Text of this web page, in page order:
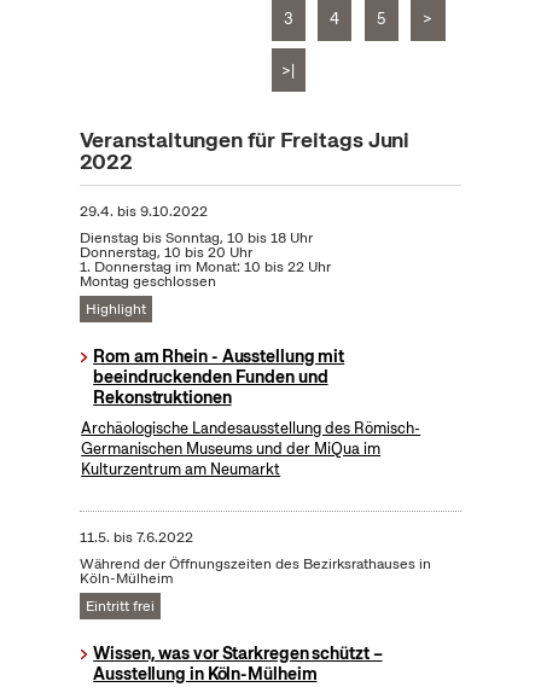
3 4 5 >
>|
Veranstaltungen für Freitags Juni
2022
29.4. bis9.10.2022
Dienstag bis Sonntag, 10 bis 18 Uhr
Donnerstag, 10 bis 20 Uhr
1. Donnerstag im Monat: 10 bis 22 Uhr
Montag geschlossen
Highlight
Rom am Rhein - Ausstellung mit
beeindruckenden Funden und
Rekonstruktionen
Archäologische Landesausstellung des Römisch-
Germanischen Museums und der MiQua im
Kulturzentrum am Neumarkt
11.5. bis7.6.2022
Während der Öffnungszeiten des Bezirksrathauses in
Köln-Mülheim
Eintritt frei
Wissen, was vor Starkregen schützt –
Ausstellung in Köln-Mülheim